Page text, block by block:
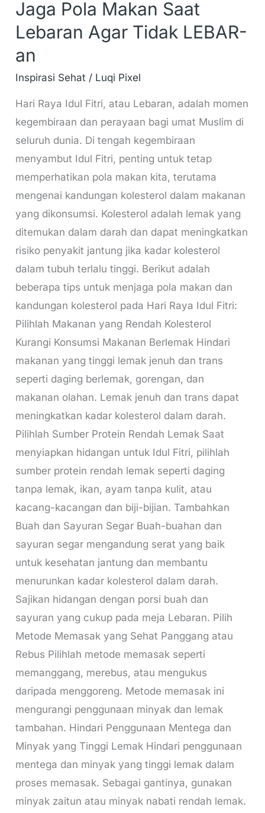
Jaga Pola Makan Saat
Lebaran Agar Tidak LEBAR-
an
Inspirasi Sehat / Luqi Pixel
Hari Raya Idul Fitri, atau Lebaran, adalah momen
kegembiraan dan perayaan bagi umat Muslim di
seluruh dunia. Di tengah kegembiraan
menyambut Idul Fitri, penting untuk tetap
memperhatikan pola makan kita, terutama
mengenai kandungan kolesterol dalam makanan
yang dikonsumsi. Kolesterol adalah lemak yang
ditemukan dalam darah dan dapat meningkatkan
risiko penyakit jantung jika kadar kolesterol
dalam tubuh terlalu tinggi. Berikut adalah
beberapa tips untuk menjaga pola makan dan
kandungan kolesterol pada Hari Raya Idul Fitri:
Pilihlah Makanan yang Rendah Kolesterol
Kurangi Konsumsi Makanan Berlemak Hindari
makanan yang tinggi lemak jenuh dan trans
seperti daging berlemak, gorengan, dan
makanan olahan. Lemak jenuh dan trans dapat
meningkatkan kadar kolesterol dalam darah.
Pilihlah Sumber Protein Rendah Lemak Saat
menyiapkan hidangan untuk Idul Fitri, pilihlah
sumber protein rendah lemak seperti daging
tanpa lemak, ikan, ayam tanpa kulit, atau
kacang-kacangan dan biji-bijian. Tambahkan
Buah dan Sayuran Segar Buah-buahan dan
sayuran segar mengandung serat yang baik
untuk kesehatan jantung dan membantu
menurunkan kadar kolesterol dalam darah.
Sajikan hidangan dengan porsi buah dan
sayuran yang cukup pada meja Lebaran. Pilih
Metode Memasak yang Sehat Panggang atau
Rebus Pilihlah metode memasak seperti
memanggang, merebus, atau mengukus
daripada menggoreng. Metode memasak ini
mengurangi penggunaan minyak dan lemak
tambahan. Hindari Penggunaan Mentega dan
Minyak yang Tinggi Lemak Hindari penggunaan
mentega dan minyak yang tinggi lemak dalam
proses memasak. Sebagai gantinya, gunakan
minyak zaitun atau minyak nabati rendah lemak.